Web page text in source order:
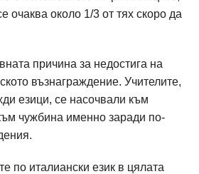
очаква около 1/3 от тях скоро да
причина за недостига на
възнаграждение. Учителите,
езици, се насочвали към
чужбина именно заради по-
по италиански език в цялата